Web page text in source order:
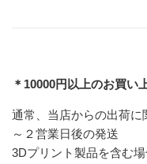
＊10000円以上のお買い
通常、当店からの出荷に
～２営業日後の発送
3Dプリント製品を含む